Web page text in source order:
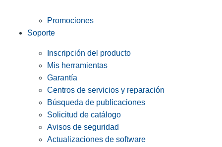
Promociones
Soporte
Inscripción del producto
Mis herramientas
Garantía
Centros de servicios y reparación
Búsqueda de publicaciones
Solicitud de catálogo
Avisos de seguridad
Actualizaciones de software